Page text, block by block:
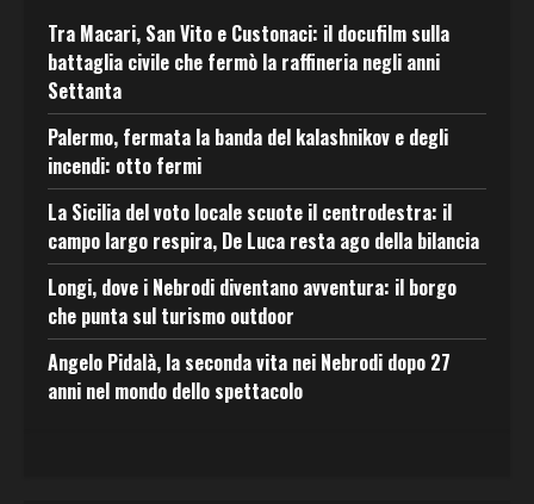
Tra Macari, San Vito e Custonaci: il docufilm sulla
battaglia civile che fermò la raffineria negli anni
Settanta
Palermo, fermata la banda del kalashnikov e degli
incendi: otto fermi
La Sicilia del voto locale scuote il centrodestra: il
campo largo respira, De Luca resta ago della bilancia
Longi, dove i Nebrodi diventano avventura: il borgo
che punta sul turismo outdoor
Angelo Pidalà, la seconda vita nei Nebrodi dopo 27
anni nel mondo dello spettacolo